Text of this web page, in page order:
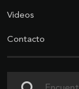
Videos
Contacto